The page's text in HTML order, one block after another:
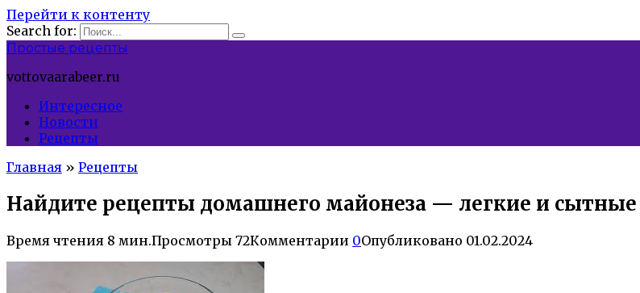
Перейти к контенту
Search for:
Простые рецепты
vottovaarabeer.ru
Интересное
Новости
Рецепты
Главная » Рецепты
Найдите рецепты домашнего майонеза — легкие и
Время чтения 8 мин.Просмотры 72Комментарии 0Опубликовано 01.02.2024